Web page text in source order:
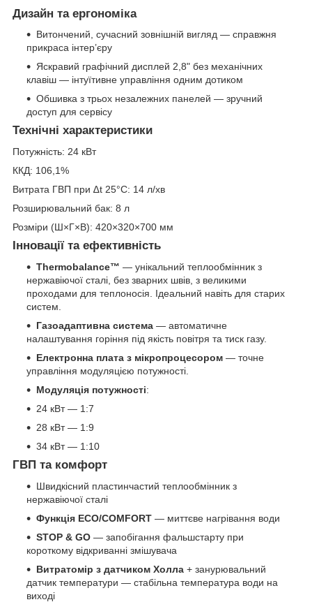
Дизайн та ергономіка
Витончений, сучасний зовнішній вигляд — справжня
прикраса інтер’єру
Яскравий графічний дисплей 2,8" без механічних
клавіш — інтуїтивне управління одним дотиком
Обшивка з трьох незалежних панелей — зручний
доступ для сервісу
Технічні характеристики
Потужність: 24 кВт
ККД: 106,1%
Витрата ГВП при ∆t 25°C: 14 л/хв
Розширювальний бак: 8 л
Розміри (Ш×Г×В): 420×320×700 мм
Інновації та ефективність
Thermobalance™ — унікальний теплообмінник з
нержавіючої сталі, без зварних швів, з великими
проходами для теплоносія. Ідеальний навіть для старих
систем.
Газоадаптивна система — автоматичне
налаштування горіння під якість повітря та тиск газу.
Електронна плата з мікропроцесором — точне
управління модуляцією потужності.
Модуляція потужності:
24 кВт — 1:7
28 кВт — 1:9
34 кВт — 1:10
ГВП та комфорт
Швидкісний пластинчастий теплообмінник з
нержавіючої сталі
Функція ECO/COMFORT — миттєве нагрівання води
STOP & GO — запобігання фальшстарту при
короткому відкриванні змішувача
Витратомір з датчиком Холла + занурювальний
датчик температури — стабільна температура води на
виході